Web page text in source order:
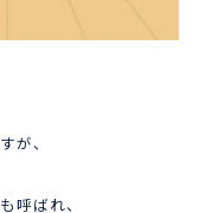
が、
呼ばれ、